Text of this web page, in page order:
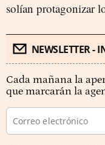
solían protagonizar
NEWSLETTER -
Cada mañana la
que marcarán la